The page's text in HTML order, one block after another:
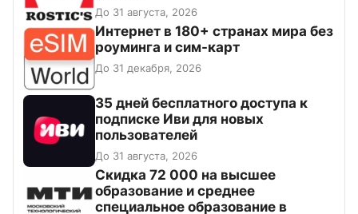
До 31 августа, 2026
Интернет в 180+ странах мира без
роуминга и сим-карт
До 31 декабря, 2026
35 дней бесплатного доступа к
подписке Иви для новых
пользователей
До 31 августа, 2026
Скидка 72 000 на высшее
образование и среднее
специальное образование в